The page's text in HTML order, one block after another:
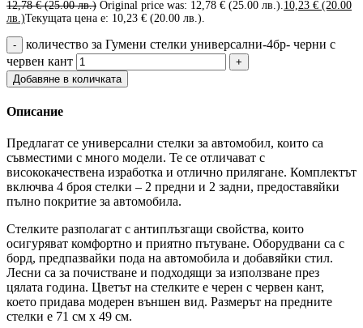
12,78€ (25.00 лв.) Original price was: 12,78 € (25.00 лв.). 10,23 € (20.00
лв.)Текущата цена е: 10,23 € (20.00 лв.).
количество за Гумени стелки универсални-4бр- черни с
червен кант
Добавяне в количката
Описание
Предлагат се универсални стелки за автомобил, които са
съвместими с много модели. Те се отличават с
висококачествена изработка и отлично прилягане. Комплектът
включва 4 броя стелки – 2 предни и 2 задни, предоставяйки
пълно покритие за автомобила.
Стелките разполагат с антиплъзгащи свойства, които
осигуряват комфортно и приятно пътуване. Оборудвани са с
борд, предпазвайки пода на автомобила и добавяйки стил.
Лесни са за почистване и подходящи за използване през
цялата година. Цветът на стелките е черен с червен кант,
което придава модерен външен вид. Размерът на предните
стелки е 71 см х 49 см.